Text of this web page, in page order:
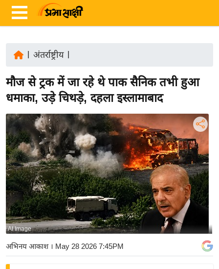
ज़ा
ख
र
रा
ष्ट्री
य
अं
त
र्रा
ष्ट्री
य
बि
ज़
अंतर्राष्ट्रीय|
मौज से ट्रक में जा रहे थे पाक सैनिक तभी हुआ
धमाका, उड़े चिथड़े, दहला इस्लामाबाद
AI Image
अभिनय आकाश। May 28 2026 7:45PM